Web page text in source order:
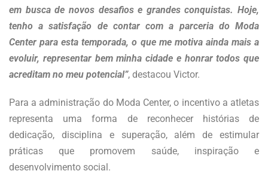
em busca de novos desafios e grandes conquistas. Hoje,
tenho a satisfação de contar com a parceria do Moda
Center para esta temporada, o que me motiva ainda mais a
evoluir, representar bem minha cidade e honrar todos que
acreditam no meu potencial”, destacou Victor.
Para a administração do Moda Center, o incentivo a atletas
representa uma forma de reconhecer histórias de
dedicação, disciplina e superação, além de estimular
práticas que promovem saúde, inspiração e
desenvolvimento social.